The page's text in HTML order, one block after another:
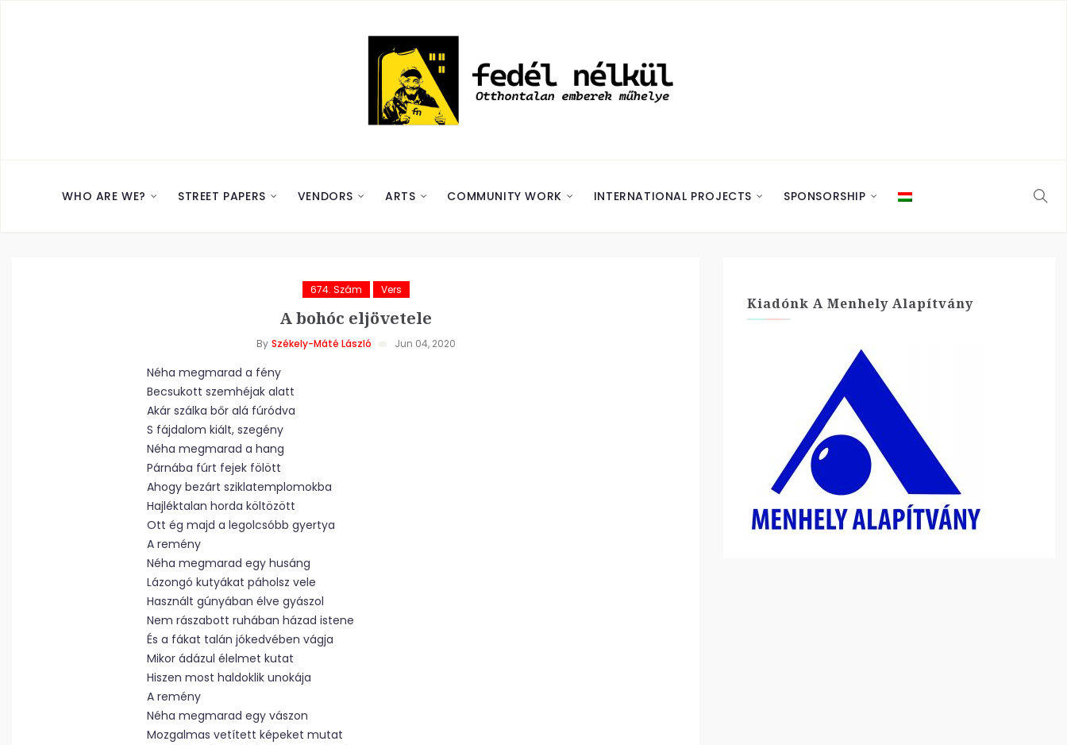
WHO ARE WE? STREET PAPERS VENDORS ARTS COMMUNITY WORK INTERNATIONAL PROJECTS SPONSORSHIP
674. Szám Vers
A bohóc eljövetele
By Székely-Máté László Jun 04, 2020
Néha megmarad a fény
Becsukott szemhéjak alatt
Akár szálka bőr alá fúródva
S fájdalom kiált, szegény
Néha megmarad a hang
Párnába fúrt fejek fölött
Ahogy bezárt sziklatemplomokba
Hajléktalan horda költözött
Ott ég majd a legolcsóbb gyertya
A remény
Néha megmarad egy husáng
Lázongó kutyákat páholsz vele
Használt gúnyában élve gyászol
Nem rászabott ruhában házad istene
És a fákat talán jókedvében vágja
Mikor ádázul élelmet kutat
Hiszen most haldoklik unokája
A remény
Néha megmarad egy vászon
Mozgalmas vetített képeket mutat
Kiadónk A Menhely Alapítvány